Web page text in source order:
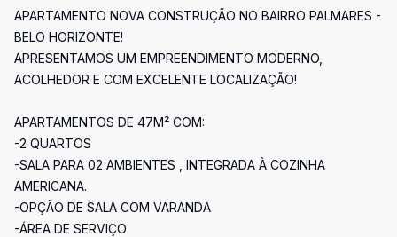
APARTAMENTO NOVA CONSTRUÇÃO NO BAIRRO PALMARES -
BELO HORIZONTE!
APRESENTAMOS UM EMPREENDIMENTO MODERNO,
ACOLHEDOR E COM EXCELENTE LOCALIZAÇÃO!
APARTAMENTOS DE 47M² COM:
-2 QUARTOS
-SALA PARA 02 AMBIENTES , INTEGRADA À COZINHA
AMERICANA.
-OPÇÃO DE SALA COM VARANDA
-ÁREA DE SERVIÇO